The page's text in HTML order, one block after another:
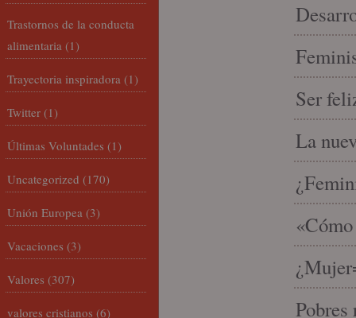
Ser
La
Trastornos de la conducta
alimentaria (1)
Trayectoria inspiradora (1)
Twitter (1)
Últimas Voluntades (1)
Uncategorized (170)
Unión Europea (3)
Vacaciones (3)
Valores (307)
valores cristianos (6)